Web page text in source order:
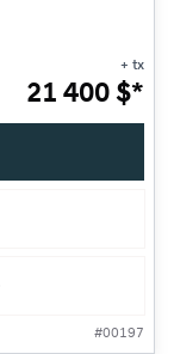
+ tx
21 400 $*
#00197